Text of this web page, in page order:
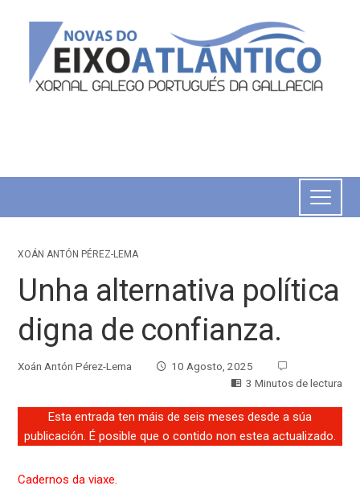
XOÁN ANTÓN PÉREZ-LEMA
Unha alternativa política
digna de confianza.
Xoán Antón Pérez-Lema
10 Agosto, 2025
3 Minutos de lectura
Esta entrada ten máis de seis meses desde a súa
publicación. É posible que o contido non estea actualizado.
Cadernos da viaxe.